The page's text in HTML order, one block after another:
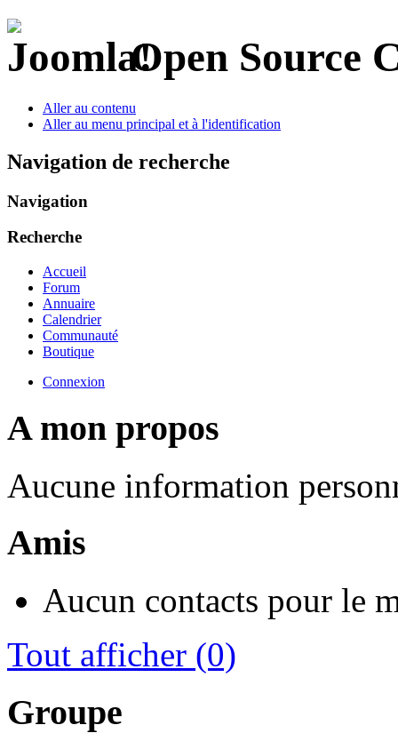
Open Source
Aller au contenu
Aller au menu principal et à l'identification
Navigation de recherche
Navigation
Recherche
Accueil
Forum
Annuaire
Calendrier
Communauté
Boutique
Connexion
A mon propos
Aucune information
Amis
Aucun contacts pour le
Tout afficher (0)
Groupe